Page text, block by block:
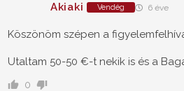
Akiaki Vendég 6 éve
Köszönöm szépen a
Utaltam 50-50 €-t nekik is és a
0